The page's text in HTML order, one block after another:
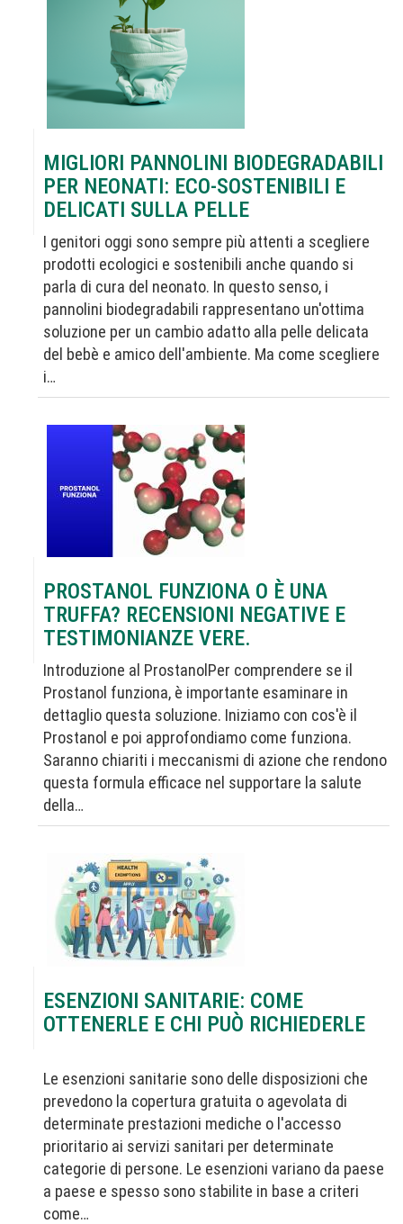
MIGLIORI PANNOLINI BIODEGRADABILI
PER NEONATI: ECO-SOSTENIBILI E
DELICATI SULLA PELLE
I genitori oggi sono sempre più attenti a scegliere
prodotti ecologici e sostenibili anche quando si
parla di cura del neonato. In questo senso, i
pannolini biodegradabili rappresentano un'ottima
soluzione per un cambio adatto alla pelle delicata
del bebè e amico dell'ambiente. Ma come scegliere
i…
PROSTANOL FUNZIONA O È UNA
TRUFFA? RECENSIONI NEGATIVE E
TESTIMONIANZE VERE.
Introduzione al ProstanolPer comprendere se il
Prostanol funziona, è importante esaminare in
dettaglio questa soluzione. Iniziamo con cos'è il
Prostanol e poi approfondiamo come funziona.
Saranno chiariti i meccanismi di azione che rendono
questa formula efficace nel supportare la salute
della…
ESENZIONI SANITARIE: COME
OTTENERLE E CHI PUÒ RICHIEDERLE
Le esenzioni sanitarie sono delle disposizioni che
prevedono la copertura gratuita o agevolata di
determinate prestazioni mediche o l'accesso
prioritario ai servizi sanitari per determinate
categorie di persone. Le esenzioni variano da paese
a paese e spesso sono stabilite in base a criteri
come…